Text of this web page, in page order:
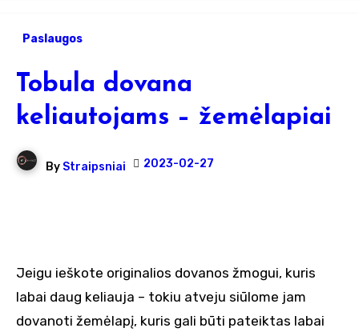
Paslaugos
Tobula dovana
keliautojams – žemėlapiai
By Straipsniai 2023-02-27
Jeigu ieškote originalios dovanos žmogui, kuris
labai daug keliauja – tokiu atveju siūlome jam
dovanoti žemėlapį, kuris gali būti pateiktas labai